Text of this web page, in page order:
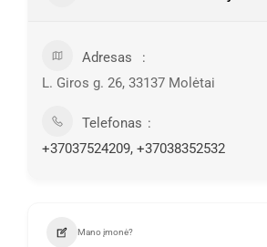
Adresas
L. Giros g. 26, 33137 Molėtai
Telefonas
+37037524209, +37038352532
Mano įmonė?